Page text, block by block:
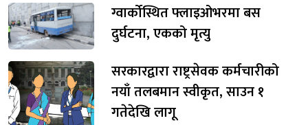
ग्वार्कोस्थित फ्लाइओभरमा बस
दुर्घटना, एकको मृत्यु
सरकारद्वारा राष्ट्रसेवक कर्मचारीको
नयाँ तलबमान स्वीकृत, साउन १
गतेदेखि लागू